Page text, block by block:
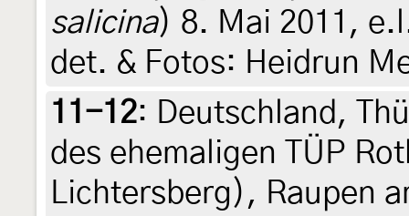
salicina) 8. Mai 2011,
det. & Fotos: Heidrun
11-12: Deutschland,
des ehemaligen TÜP
Lichtersberg), Raupen